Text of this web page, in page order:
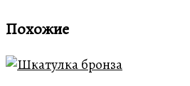
Похожие